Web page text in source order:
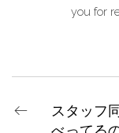
you for
スタッフ